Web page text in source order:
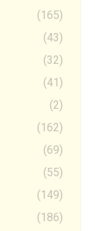
(165)
(43)
(32)
(41)
(2)
(162)
(69)
(55)
(149)
(186)